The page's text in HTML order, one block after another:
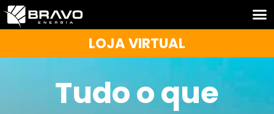
LOJA VIRTUAL
Tudo o que